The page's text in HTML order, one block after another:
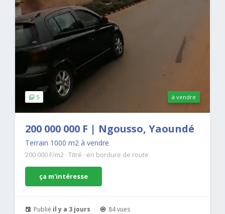
5 à vendre
200 000 000 F | Ngousso, Yaoundé
Terrain 1000 m2 à vendre
200 000 F/m2 · Titré · en bordure de route
ça m'intéresse
Publié il y a 3 jours 84 vues